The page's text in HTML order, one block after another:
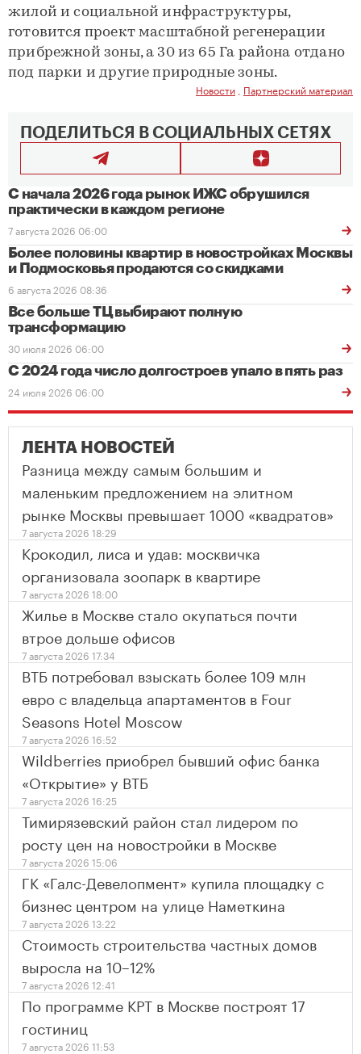
жилой и социальной инфраструктуры,
готовится проект масштабной регенерации
прибрежной зоны, а 30 из 65 Га района отдано
под парки и другие природные зоны.
Новости Партнерский материал
ПОДЕЛИТЬСЯ В СОЦИАЛЬНЫХ СЕТЯХ
С начала 2026 года рынок ИЖС обрушился
практически в каждом регионе
7 августа 2026 06:00
Более половины квартир в новостройках Москвы
и Подмосковья продаются со скидками
6 августа 2026 08:36
Все больше ТЦ выбирают полную
трансформацию
30 июля 2026 06:00
С 2024 года число долгостроев упало в пять раз
24 июля 2026 06:00
ЛЕНТА НОВОСТЕЙ
Разница между самым большим и
маленьким предложением на элитном
рынке Москвы превышает 1000 «квадратов»
7 августа 2026 18:29
Крокодил, лиса и удав: москвичка
организовала зоопарк в квартире
7 августа 2026 18:00
Жилье в Москве стало окупаться почти
втрое дольше офисов
7 августа 2026 17:34
ВТБ потребовал взыскать более 109 млн
евро с владельца апартаментов в Four
Seasons Hotel Moscow
7 августа 2026 16:52
Wildberries приобрел бывший офис банка
«Открытие» у ВТБ
7 августа 2026 16:25
Тимирязевский район стал лидером по
росту цен на новостройки в Москве
7 августа 2026 15:06
ГК «Галс-Девелопмент» купила площадку с
бизнес центром на улице Наметкина
7 августа 2026 13:22
Стоимость строительства частных домов
выросла на 10–12%
7 августа 2026 12:41
По программе КРТ в Москве построят 17
гостиниц
7 августа 2026 11:53